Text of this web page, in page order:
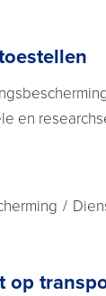
en
/
op